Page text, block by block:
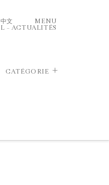
中文
MENU
– ACTUALITÉS
CATÉGORIE